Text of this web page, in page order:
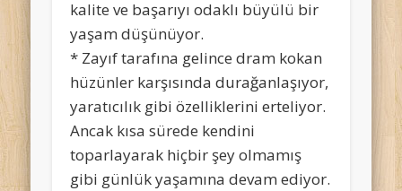
kalite ve başarıyı odaklı büyülü bir
yaşam düşünüyor.
* Zayıf tarafına gelince dram kokan
hüzünler karşısında durağanlaşıyor,
yaratıcılık gibi özelliklerini erteliyor.
Ancak kısa sürede kendini
toparlayarak hiçbir şey olmamış
gibi günlük yaşamına devam ediyor.